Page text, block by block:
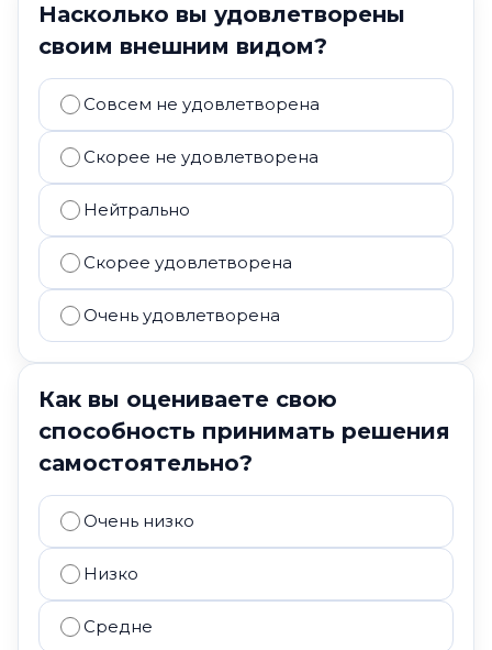
Насколько вы удовлетворены
своим внешним видом?
Совсем не удовлетворена
Скорее не удовлетворена
Нейтрально
Скорее удовлетворена
Очень удовлетворена
Как вы оцениваете свою
способность принимать решения
самостоятельно?
Очень низко
Низко
Средне